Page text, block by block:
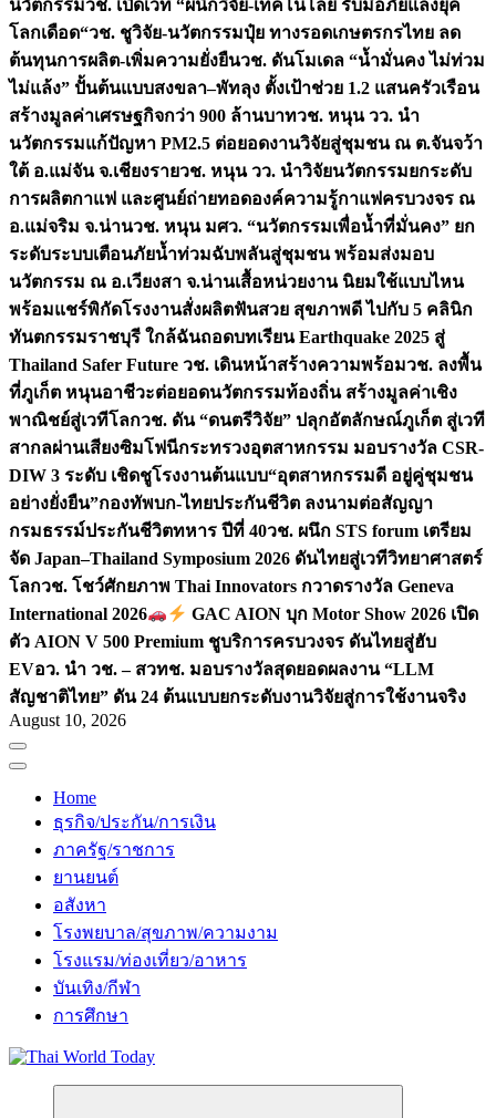
นวัตกรรมวช. เปิดเวที “ผนึกวิจัย-เทคโนโลยี รับมือภัยแล้งยุค
โลกเดือด“วช. ชูวิจัย-นวัตกรรมปุ๋ย ทางรอดเกษตรกรไทย ลด
ต้นทุนการผลิต-เพิ่มความยั่งยืนวช. ดันโมเดล “น้ำมั่นคง ไม่ท่วม
ไม่แล้ง” ปั้นต้นแบบสงขลา–พัทลุง ตั้งเป้าช่วย 1.2 แสนครัวเรือน
สร้างมูลค่าเศรษฐกิจกว่า 900 ล้านบาทวช. หนุน วว. นำ
นวัตกรรมแก้ปัญหา PM2.5 ต่อยอดงานวิจัยสู่ชุมชน ณ ต.จันจว้า
ใต้ อ.แม่จัน จ.เชียงรายวช. หนุน วว. นำวิจัยนวัตกรรมยกระดับ
การผลิตกาแฟ และศูนย์ถ่ายทอดองค์ความรู้กาแฟครบวงจร ณ
อ.แม่จริม จ.น่านวช. หนุน มศว. “นวัตกรรมเพื่อน้ำที่มั่นคง” ยก
ระดับระบบเตือนภัยน้ำท่วมฉับพลันสู่ชุมชน พร้อมส่งมอบ
นวัตกรรม ณ อ.เวียงสา จ.น่านเสื้อหน่วยงาน นิยมใช้แบบไหน
พร้อมแชร์พิกัดโรงงานสั่งผลิตฟันสวย สุขภาพดี ไปกับ 5 คลินิก
ทันตกรรมราชบุรี ใกล้ฉันถอดบทเรียน Earthquake 2025 สู่
Thailand Safer Future วช. เดินหน้าสร้างความพร้อมวช. ลงพื้น
ที่ภูเก็ต หนุนอาชีวะต่อยอดนวัตกรรมท้องถิ่น สร้างมูลค่าเชิง
พาณิชย์สู่เวทีโลกวช. ดัน “ดนตรีวิจัย” ปลุกอัตลักษณ์ภูเก็ต สู่เวที
สากลผ่านเสียงซิมโฟนีกระทรวงอุตสาหกรรม มอบรางวัล CSR-
DIW 3 ระดับ เชิดชูโรงงานต้นแบบ“อุตสาหกรรมดี อยู่คู่ชุมชน
อย่างยั่งยืน”กองทัพบก-ไทยประกันชีวิต ลงนามต่อสัญญา
กรมธรรม์ประกันชีวิตทหาร ปีที่ 40วช. ผนึก STS forum เตรียม
จัด Japan–Thailand Symposium 2026 ดันไทยสู่เวทีวิทยาศาสตร์
โลกวช. โชว์ศักยภาพ Thai Innovators กวาดรางวัล Geneva
International 2026
GAC AION บุก Motor Show 2026 เปิด
ตัว AION V 500 Premium ชูบริการครบวงจร ดันไทยสู่ฮับ
EVอว. นำ วช. – สวทช. มอบรางวัลสุดยอดผลงาน “LLM
สัญชาติไทย” ดัน 24 ต้นแบบยกระดับงานวิจัยสู่การใช้งานจริง
August 10, 2026
Home
ธุรกิจ/ประกัน/การเงิน
ภาครัฐ/ราชการ
ยานยนต์
อสังหา
โรงพยบาล/สุขภาพ/ความงาม
โรงแรม/ท่องเที่ยว/อาหาร
บันเทิง/กีฬา
การศึกษา